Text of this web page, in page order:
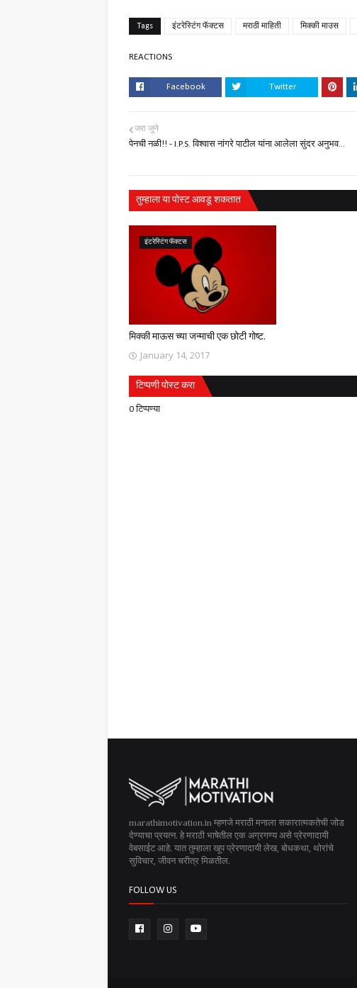
Tags इंटरेस्टिंग फॅक्टस मराठी माहिती मिक्की माउस
REACTIONS
Facebook Twitter
जरा जुने
पेनची नळी!! - I.P.S. विश्वास नांगरे पाटील यांना आलेला सुंदर अनुभव...
तुम्‍हाला या पोस्‍ट आवडू शकतात
इंटरेस्टिंग फॅक्टस
मिक्की माऊस च्या जन्माची एक छोटी गोष्ट.
January 14, 2017
टिप्पणी पोस्ट करा
0 टिप्पण्या
marathimotivation.in म्हणजे मराठी मनाला सकारात्मकतेची जोड
देण्याचा प्रयत्न. हे मराठी भाषेतील एक अग्रगण्य असे प्रेरणादायी
वेबसाईट आहे. यात तुम्हाला खूप प्रेरणादायी लेख, बोधकथा, थोरांचे
सुविचार, जीवन चरीत्र मिळतील.
FOLLOW US